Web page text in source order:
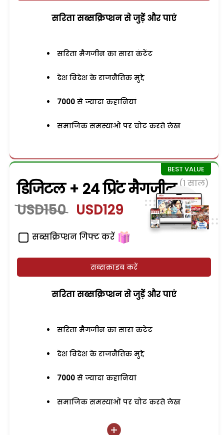
सरिता सब्सक्रिप्शन से जुड़ेें और पाएं
सरिता मैगजीन का सारा कंटेंट
देश विदेश के राजनैतिक मुद्दे
7000 से ज्यादा कहानियां
समाजिक समस्याओं पर चोट करते लेख
डिजिटल + 24 प्रिंट मैगजीन (1 साल)
USD150 USD129
सब्सक्रिप्शन गिफ्ट करें
सब्सक्राइब करें
सरिता सब्सक्रिप्शन से जुड़ेें और पाएं
सरिता मैगजीन का सारा कंटेंट
देश विदेश के राजनैतिक मुद्दे
7000 से ज्यादा कहानियां
समाजिक समस्याओं पर चोट करते लेख